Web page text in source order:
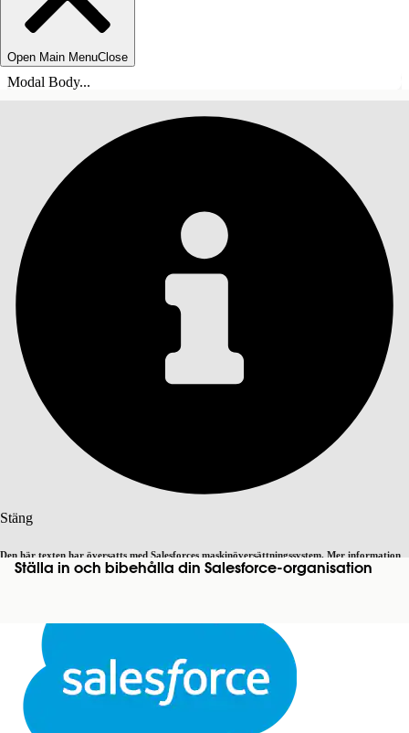
Open Main MenuClose
Modal Body...
Stäng
Den här texten har översatts med Salesforces maskinöversättningssystem. Mer information
. Byt till engelska Inte nu
StängStäng
Ställa in och bibehålla din Salesforce-organisation
Innehållsförteckningar
INNEHÅLLSFÖRTECKNINGAR